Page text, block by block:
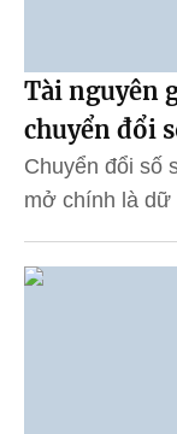
Tài nguyên
chuyển đổi
Chuyển đổi số
mở chính là dữ